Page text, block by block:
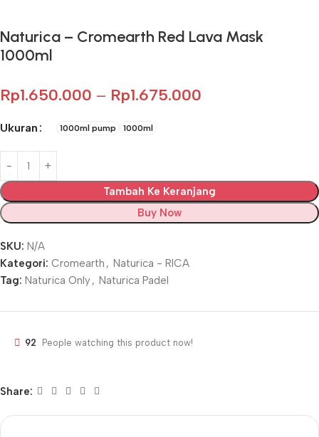
Naturica – Cromearth Red Lava Mask
1000ml
Rp1.650.000 – Rp1.675.000
Ukuran 1000ml pump 1000ml
Tambah Ke Keranjang
Buy Now
SKU: N/A
Kategori: Cromearth , Naturica - RICA
Tag: Naturica Only, Naturica Padel
92 People watching this product now!
Share: